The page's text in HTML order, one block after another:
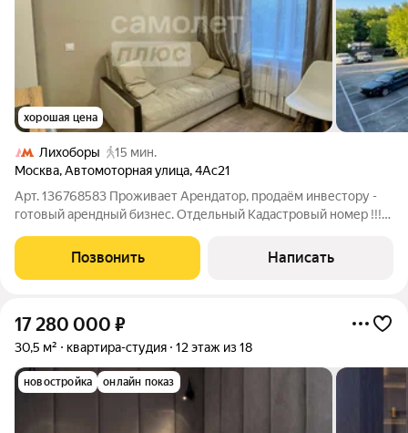
хорошая цена
Лихоборы
15 мин.
Москва,Автомоторная улица,4Ас21
Арт. 136768583 Проживает Арендатор, продаём инвестору -
готовый арендный бизнес. Отдельный Кадастровый номер !!!
деньгами (рассрочка и ипотека - нет!) Продаются уютные и
современные
Позвонить Написать
17 280 000 ₽
30,5 м² квартира-студия 12 этаж из 18
новостройка онлайн показ